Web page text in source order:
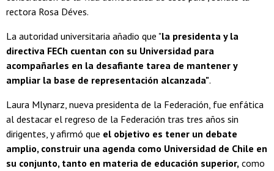
rectora Rosa Déves.
La autoridad universitaria añadio que "la presidenta y la
directiva FECh cuentan con su Universidad para
acompañarles en la desafiante tarea de mantener y
ampliar la base de representación alcanzada".
Laura Mlynarz, nueva presidenta de la Federación, fue enfática
al destacar el regreso de la Federación tras tres años sin
dirigentes, y afirmó que el objetivo es tener un debate
amplio, construir una agenda como Universidad de Chile en
su conjunto, tanto en materia de educación superior, como